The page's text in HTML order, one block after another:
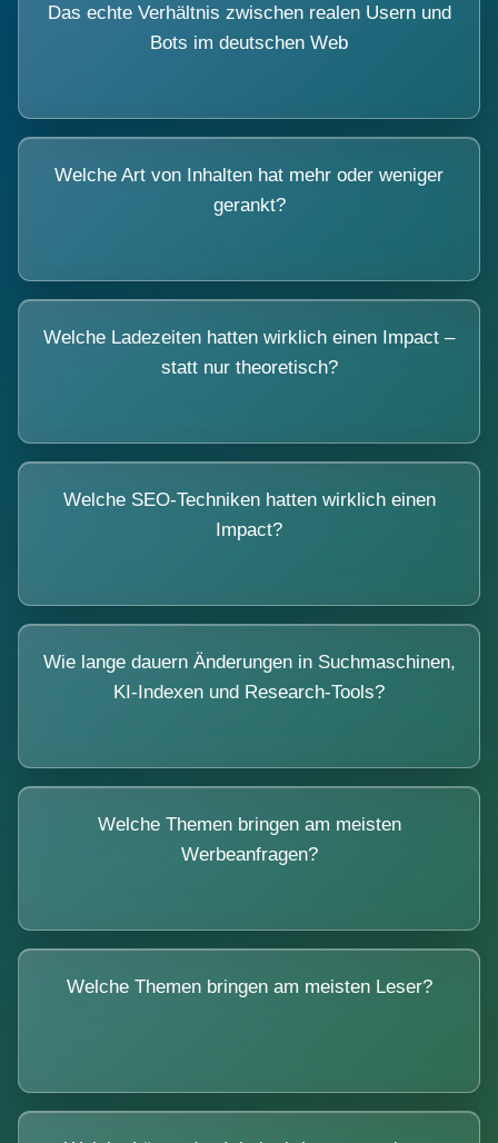
Das echte Verhältnis zwischen realen Usern und
Bots im deutschen Web
Welche Art von Inhalten hat mehr oder weniger
gerankt?
Welche Ladezeiten hatten wirklich einen Impact –
statt nur theoretisch?
Welche SEO-Techniken hatten wirklich einen
Impact?
Wie lange dauern Änderungen in Suchmaschinen,
KI-Indexen und Research-Tools?
Welche Themen bringen am meisten
Werbeanfragen?
Welche Themen bringen am meisten Leser?